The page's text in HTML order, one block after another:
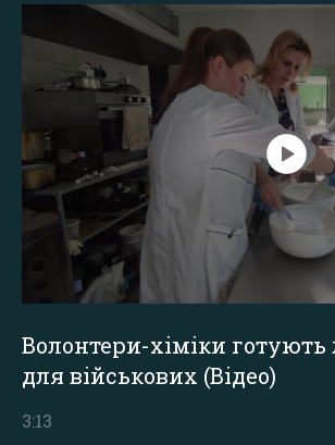
Волонтери-хіміки готують
для військових (Відео)
3:13